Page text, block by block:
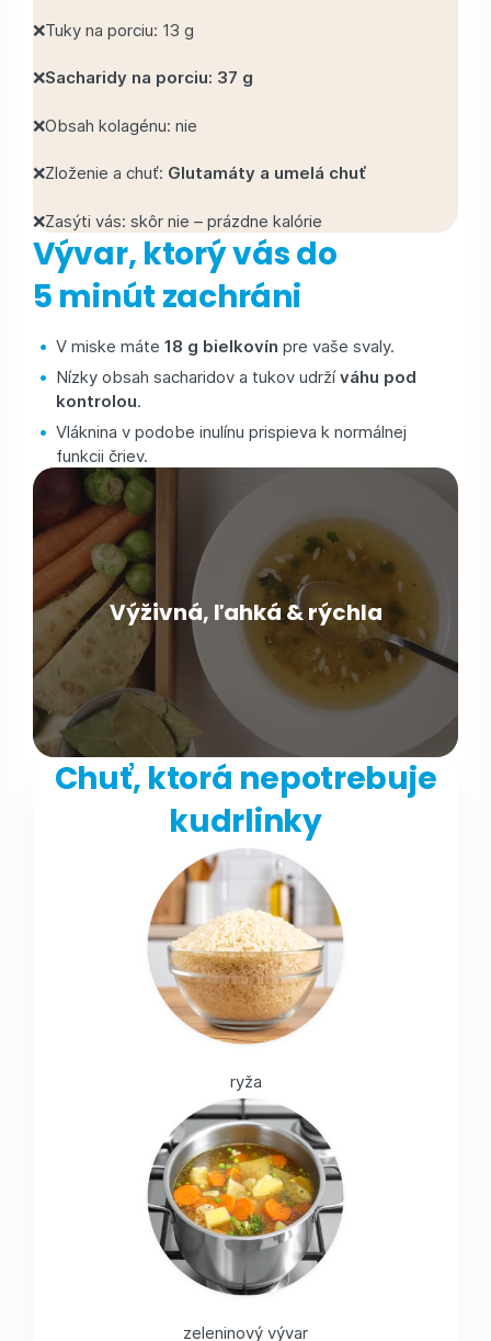
❌Tuky na porciu: 13 g
❌Sacharidy na porciu: 37 g
❌Obsah kolagénu: nie
❌Zloženie a chuť: Glutamáty a umelá chuť
❌Zasýti vás: skôr nie – prázdne kalórie
Vývar, ktorý vás do
5 minút zachráni
V miske máte 18 g bielkovín pre vaše svaly.
Nízky obsah sacharidov a tukov udržíváhu pod
kontrolou.
Vláknina v podobe inulínu prispieva k normálnej
funkcii čriev.
Výživná, ľahká & rýchla
Chuť, ktorá nepotrebuje
kudrlinky
ryža
zeleninový vývar